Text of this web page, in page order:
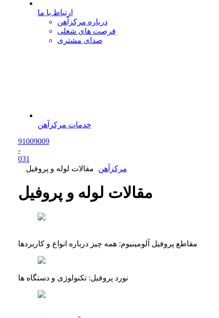
ارتباط با ما
درباره مرکزآهن
فرصت های شغلی
صدای مشتری
خدمات مرکزآهن
91009009
-
031
مرکزآهن
مقالات لوله و پروفیل
مقالات لوله و پروفیل
مقاطع پروفیل آلومینیوم: همه چیز درباره انواع و کاربردها
نورد پروفیل: تکنولوژی و دستگاه ها